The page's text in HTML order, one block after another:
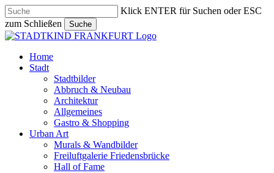
Skip
to
main
content
Klick ENTER für Suchen oder ESC
zum Schließen
Suche
Close
search
Menu
Home
Stadt
Stadtbilder
Abbruch & Neubau
Architektur
Allgemeines
Gastro & Shopping
Urban Art
Murals & Wandbilder
Freiluftgalerie Friedensbrücke
Hall of Fame